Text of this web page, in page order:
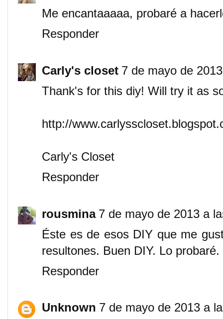
Me encantaaaaa, probaré a
Responder
Carly's closet 7 de mayo de
Thank's for this diy! Will try it as
http://
Carly's Closet
Responder
rousmina 7 de mayo de 2013 a
Éste es de esos DIY que me
resultones. Buen DIY. Lo
Responder
Unknown 7 de mayo de 2013 a